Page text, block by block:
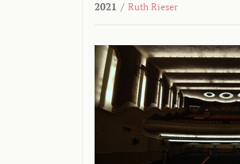
2021 / Ruth Rieser